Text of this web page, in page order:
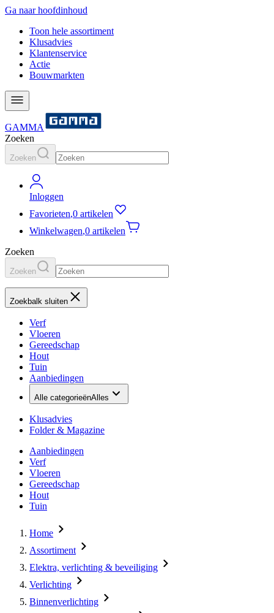
Ga naar hoofdinhoud
Toon hele assortiment
Klusadvies
Klantenservice
Actie
Bouwmarkten
GAMMA
Zoeken
Zoeken
Inloggen
Favorieten,0 artikelen
Winkelwagen,0 artikelen
Zoeken
Zoeken
Zoekbalk sluiten
Verf
Vloeren
Gereedschap
Hout
Tuin
Aanbiedingen
Alle categorieënAlles
Klusadvies
Folder & Magazine
Aanbiedingen
Verf
Vloeren
Gereedschap
Hout
Tuin
Home
Assortiment
Elektra, verlichting & beveiliging
Verlichting
Binnenverlichting